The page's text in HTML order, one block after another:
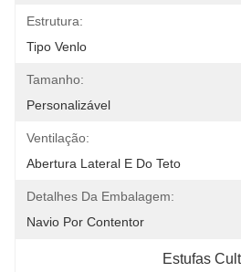
Estrutura:
Tipo Venlo
Tamanho:
Personalizável
Ventilação:
Abertura Lateral E Do Teto
Detalhes Da Embalagem:
Navio Por Contentor
Estufas